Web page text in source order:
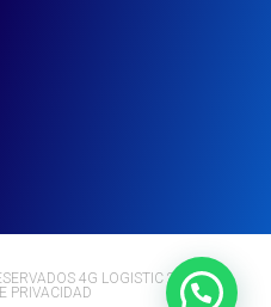
4G LOGISTIC 2025
PRIVACIDAD